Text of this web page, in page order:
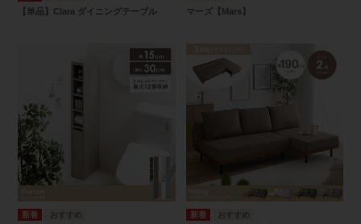
【単品】Clara ダイニングテーブル マーズ【Mars】